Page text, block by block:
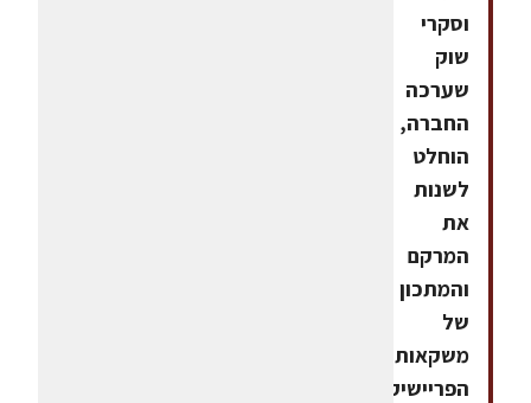
וסקרי
שוק
שערכה
החברה,
הוחלט
לשנות
את
המרקם
והמתכון
של
משקאות
הפריישיק,